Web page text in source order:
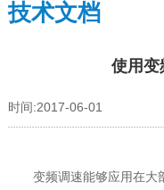
技术文档
使用变
时间:2017-06-01
变频调速能够应用在大